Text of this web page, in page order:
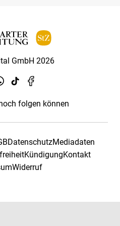
GmbH 2026
folgen können
DatenschutzMediadaten
KündigungKontakt
Widerruf